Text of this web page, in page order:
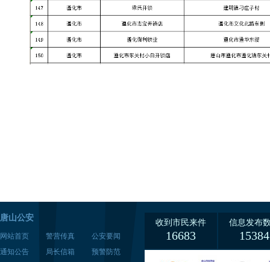
唐山公安
网站首页 警营传真
公安要闻
通知公告
局长信箱
预警防范
收到市民来件
16683
信息发布
15384